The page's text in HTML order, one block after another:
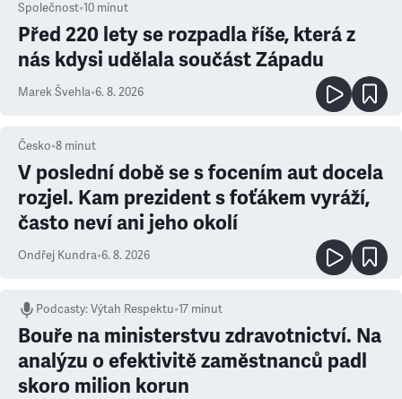
Společnost•10 minut
Před 220 lety se rozpadla říše, která z
nás kdysi udělala součást Západu
Marek Švehla•6. 8. 2026
Česko•8 minut
V poslední době se s focením aut docela
rozjel. Kam prezident s foťákem vyráží,
často neví ani jeho okolí
Ondřej Kundra•6. 8. 2026
Podcasty:Výtah Respektu•17 minut
Bouře na ministerstvu zdravotnictví. Na
analýzu o efektivitě zaměstnanců padl
skoro milion korun